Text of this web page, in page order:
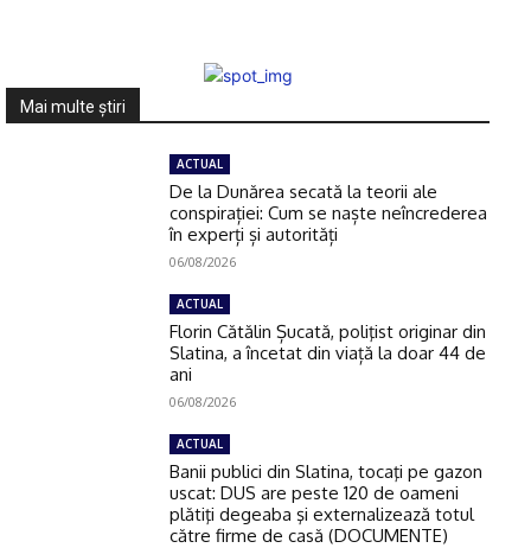
Mai multe ştiri
ACTUAL
De la Dunărea secată la teorii ale
conspirației: Cum se naște neîncrederea
în experți și autorități
06/08/2026
ACTUAL
Florin Cătălin Șucată, poliţist originar din
Slatina, a încetat din viață la doar 44 de
ani
06/08/2026
ACTUAL
Banii publici din Slatina, tocaţi pe gazon
uscat: DUS are peste 120 de oameni
plătiţi degeaba şi externalizează totul
către firme de casă (DOCUMENTE)